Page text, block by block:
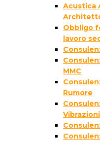
Acustica
Obbligo
lavoro
MMC
Rumore
Vibrazioni